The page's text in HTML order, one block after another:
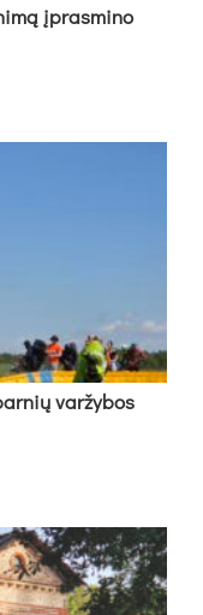
įpras­mi­no
var­žy­bos